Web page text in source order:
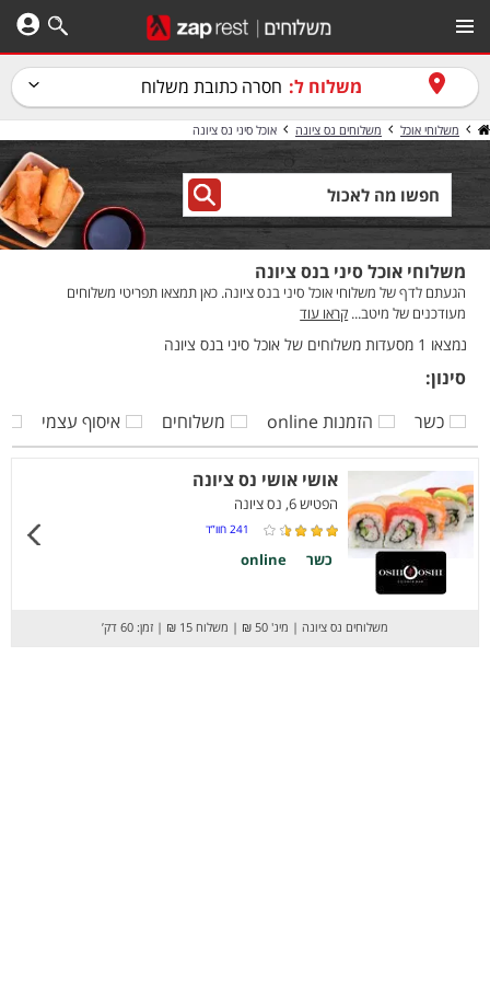
משלוח ל: חסרה כתובת משלוח
משלוחי אוכל משלוחים נס ציונה אוכל סיני נס ציונה
משלוחי אוכל סיני בנס ציונה
הגעתם לדף של משלוחי אוכל סיני בנס ציונה. כאן תמצאו תפריטי משלוחים
מעודכנים של מיטב... קראו עוד
נמצאו 1 מסעדות משלוחים של אוכל סיני בנס ציונה
סינון:
כשר
הזמנות online משלוחים איסוף עצמי
אושי אושי נס ציונה
הפטיש 6, נס ציונה
241 חוו”ד
כשר online
משלוחים נס ציונה | מינ' 50 ₪ | משלוח 15 ₪ | זמן: 60 דק’